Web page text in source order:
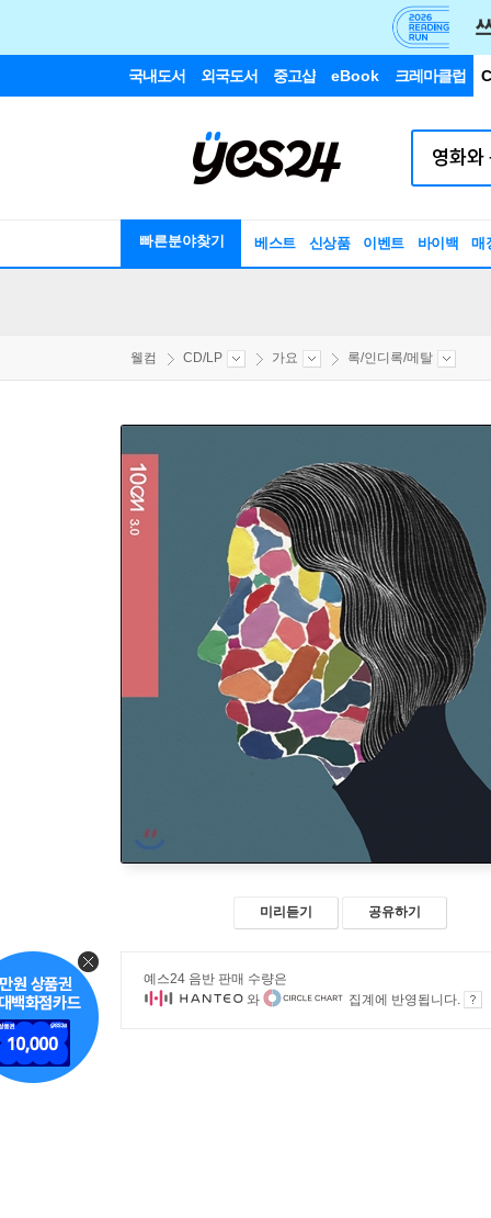
국내도서 외국도서 중고샵 eBook 크레마클럽
빠른분야찾기 베스트 신상품 이벤트 바이백 매
웰컴 CD/LP 가요 록/인디록/메탈
미리듣기 공유하기
예스24 음반 판매 수량은
와
집계에 반영됩니다.